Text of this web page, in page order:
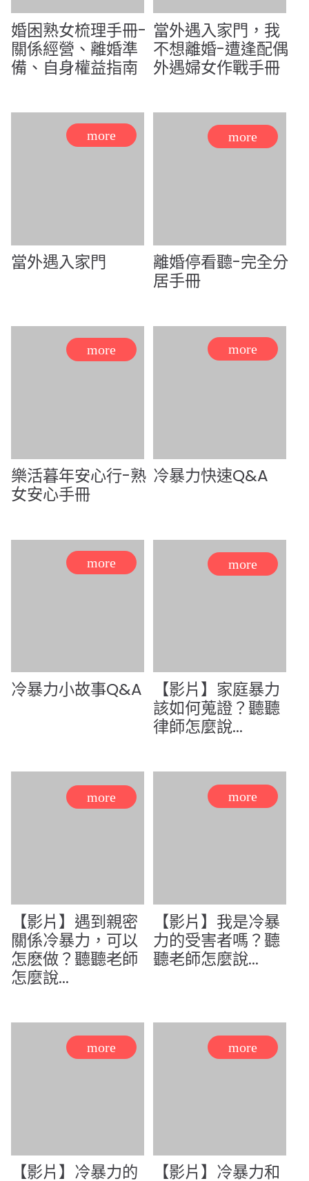
婚困熟女梳理手冊-
關係經營、離婚準
備、自身權益指南
當外遇入家門，我
不想離婚-遭逢配偶
外遇婦女作戰手冊
當外遇入家門
離婚停看聽-完全分
居手冊
樂活暮年安心行-熟
女安心手冊
冷暴力快速Q&A
冷暴力小故事Q&A
【影片】家庭暴力
該如何蒐證？聽聽
律師怎麼說...
【影片】遇到親密
關係冷暴力，可以
怎麽做？聽聽老師
怎麼說...
【影片】我是冷暴
力的受害者嗎？聽
聽老師怎麼說...
【影片】冷暴力的
【影片】冷暴力和